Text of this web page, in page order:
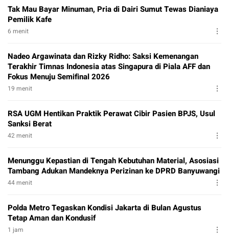
Tak Mau Bayar Minuman, Pria di Dairi Sumut Tewas Dianiaya
Pemilik Kafe
6 menit
Nadeo Argawinata dan Rizky Ridho: Saksi Kemenangan
Terakhir Timnas Indonesia atas Singapura di Piala AFF dan
Fokus Menuju Semifinal 2026
19 menit
RSA UGM Hentikan Praktik Perawat Cibir Pasien BPJS, Usul
Sanksi Berat
42 menit
Menunggu Kepastian di Tengah Kebutuhan Material, Asosiasi
Tambang Adukan Mandeknya Perizinan ke DPRD Banyuwangi
44 menit
Polda Metro Tegaskan Kondisi Jakarta di Bulan Agustus
Tetap Aman dan Kondusif
1 jam